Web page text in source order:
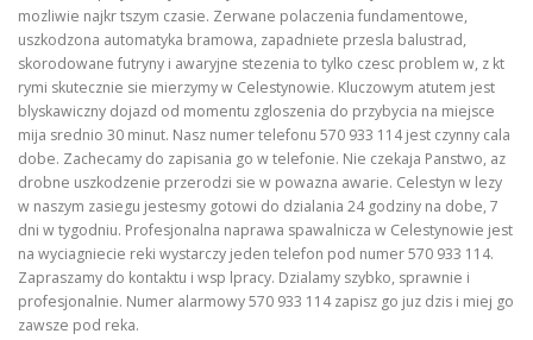
mozliwie najkr tszym czasie. Zerwane polaczenia fundamentowe,
uszkodzona automatyka bramowa, zapadniete przesla balustrad,
skorodowane futryny i awaryjne stezenia to tylko czesc problem w, z kt
rymi skutecznie sie mierzymy w Celestynowie. Kluczowym atutem jest
blyskawiczny dojazd od momentu zgloszenia do przybycia na miejsce
mija srednio 30 minut. Nasz numer telefonu 570 933 114 jest czynny cala
dobe. Zachecamy do zapisania go w telefonie. Nie czekaja Panstwo, az
drobne uszkodzenie przerodzi sie w powazna awarie. Celestyn w lezy
w naszym zasiegu jestesmy gotowi do dzialania 24 godziny na dobe, 7
dni w tygodniu. Profesjonalna naprawa spawalnicza w Celestynowie jest
na wyciagniecie reki wystarczy jeden telefon pod numer 570 933 114.
Zapraszamy do kontaktu i wsp lpracy. Dzialamy szybko, sprawnie i
profesjonalnie. Numer alarmowy 570 933 114 zapisz go juz dzis i miej go
zawsze pod reka.